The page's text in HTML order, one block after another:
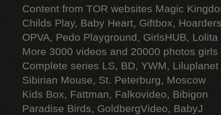
Content from TOR websites Magic
Childs Play, Baby Heart, Giftbox,
OPVA, Pedo Playground, GirlsHUB, Lolita
More 3000 videos and 20000 photos
Complete series LS, BD, YWM, Liluplanet
Sibirian Mouse, St. Peterburg, Moscow
Kids Box, Fattman, Falkovideo, Bibigon
Paradise Birds, GoldbergVideo, BabyJ